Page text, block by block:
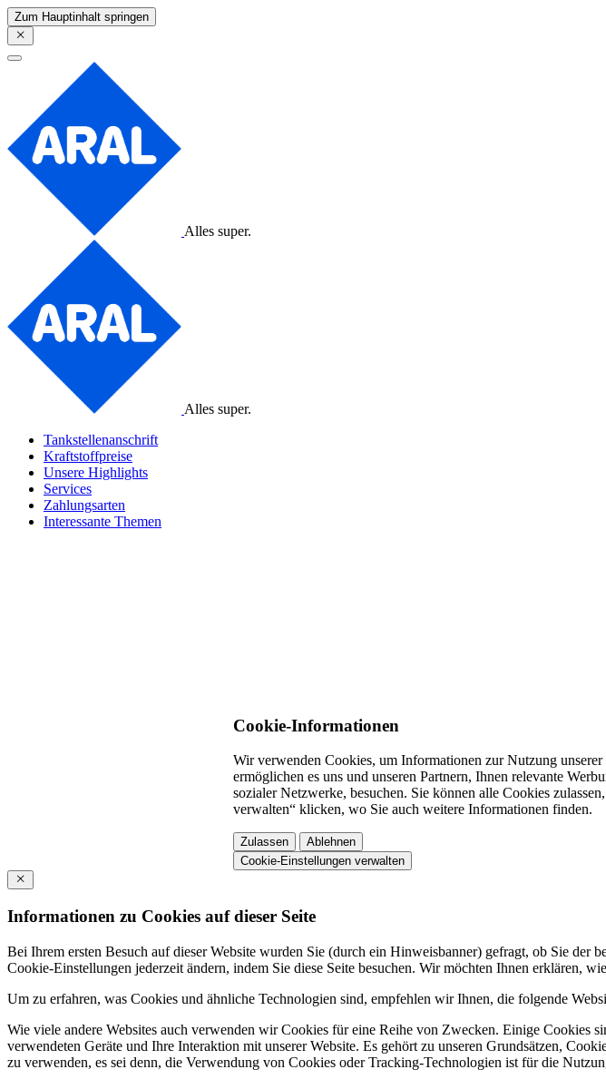
Zum Hauptinhalt springen
Alles super.
Alles super.
Tankstellenanschrift
Kraftstoffpreise
Unsere Highlights
Services
Zahlungsarten
Interessante Themen
Cookie-Informationen
Wir verwenden Cookies, um Informationen zur Nutzung
ermöglichen es uns und unseren Partnern, Ihnen relevante
sozialer Netzwerke, besuchen. Sie können alle Cookies
verwalten“ klicken, wo Sie auch weitere Informationen finden.
Zulassen
Ablehnen
Cookie-Einstellungen verwalten
Informationen zu Cookies auf dieser Seite
Bei Ihrem ersten Besuch auf dieser Website wurden Sie (durch ein Hinweisbanner) gefragt, ob Sie
Cookie-Einstellungen jederzeit ändern, indem Sie diese Seite besuchen. Wir möchten Ihnen erklären,
Um zu erfahren, was Cookies und ähnliche Technologien sind, empfehlen wir Ihnen, die folgende
Wie viele andere Websites auch verwenden wir Cookies für eine Reihe von Zwecken. Einige
verwendeten Geräte und Ihre Interaktion mit unserer Website. Es gehört zu unseren Grundsätzen,
zu verwenden, es sei denn, die Verwendung von Cookies oder Tracking-Technologien ist für die